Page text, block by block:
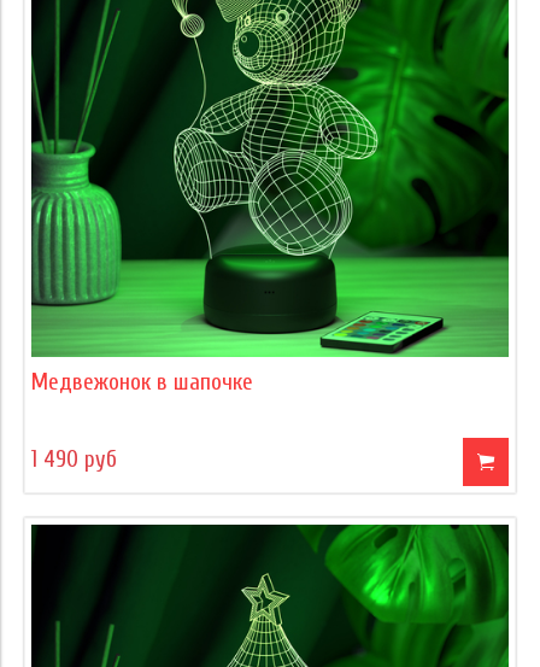
Медвежонок в шапочке
1 490 руб